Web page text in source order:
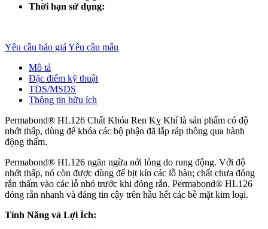
Thời hạn sử dụng:
Yêu cầu báo giá Yêu cầu mẫu
Mô tả
Đặc điểm kỹ thuật
TDS/MSDS
Thông tin hữu ích
Permabond® HL126 Chất Khóa Ren Kỵ Khí là sản phẩm có độ
nhớt thấp, dùng để khóa các bộ phận đã lắp ráp thông qua hành
động thấm.
Permabond® HL126 ngăn ngừa nới lỏng do rung động. Với độ
nhớt thấp, nó còn được dùng để bịt kín các lỗ hàn; chất chưa đóng
rắn thấm vào các lỗ nhỏ trước khi đóng rắn. Permabond® HL126
đóng rắn nhanh và đáng tin cậy trên hầu hết các bề mặt kim loại.
Tính Năng và Lợi Ích: